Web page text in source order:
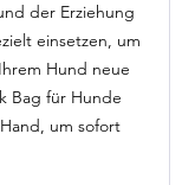
der Erziehung
einsetzen, um
Hund neue
Bag für Hunde
um sofort